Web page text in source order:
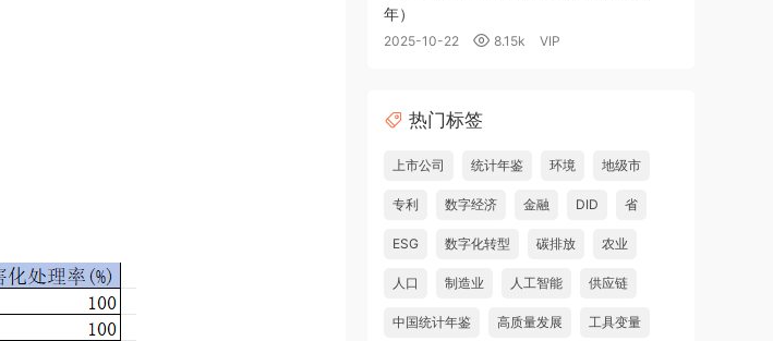
年）
2025-10-22 8.15k VIP
热门标签
上市公司 统计年鉴 环境 地级市
专利 数字经济 金融 DID 省
ESG 数字化转型 碳排放 农业
人口 制造业 人工智能 供应链
中国统计年鉴 高质量发展 工具变量